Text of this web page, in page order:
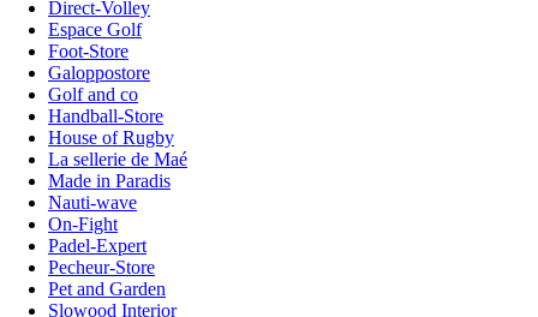
Direct-Volley
Espace Golf
Foot-Store
Galoppostore
Golf and co
Handball-Store
House of Rugby
La sellerie de Maé
Made in Paradis
Nauti-wave
On-Fight
Padel-Expert
Pecheur-Store
Pet and Garden
Slowood Interior